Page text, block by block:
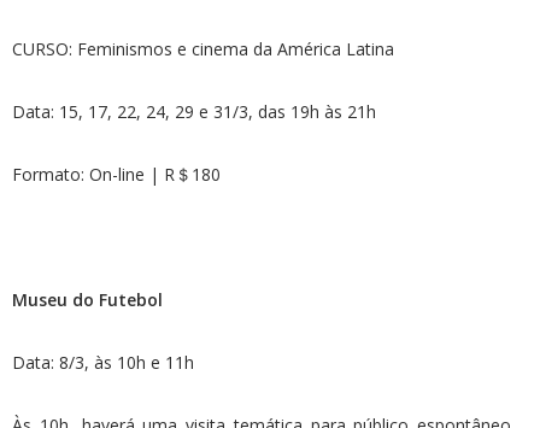
CURSO: Feminismos e cinema da América Latina
Data: 15, 17, 22, 24, 29 e 31/3, das 19h às 21h
Formato: On-line | R＄180
Museu do Futebol
Data: 8/3, às 10h e 11h